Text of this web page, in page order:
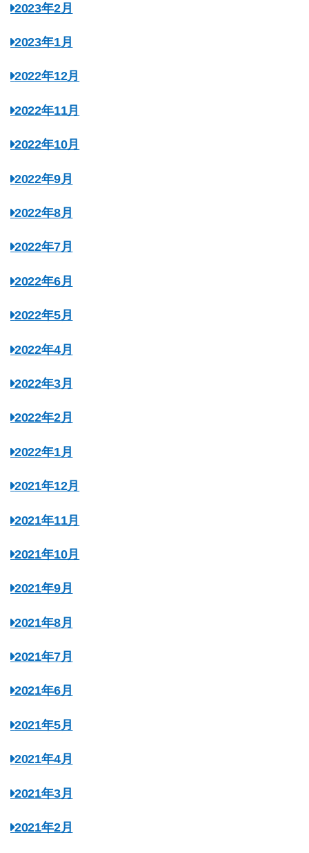
2023年2月
2023年1月
2022年12月
2022年11月
2022年10月
2022年9月
2022年8月
2022年7月
2022年6月
2022年5月
2022年4月
2022年3月
2022年2月
2022年1月
2021年12月
2021年11月
2021年10月
2021年9月
2021年8月
2021年7月
2021年6月
2021年5月
2021年4月
2021年3月
2021年2月